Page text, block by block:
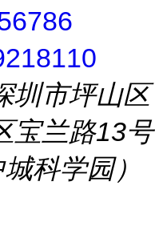
圳市坪山区
宝兰路13号
科学园）